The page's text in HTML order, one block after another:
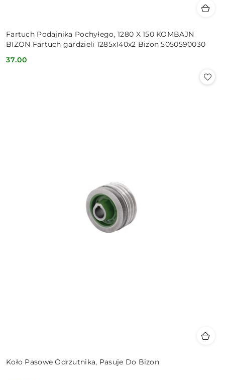
Fartuch Podajnika Pochyłego, 1280 X 150 KOMBAJN
BIZON Fartuch gardzieli 1285x140x2 Bizon 5050590030
Cena:
37.00
Koło Pasowe Odrzutnika, Pasuje Do Bizon